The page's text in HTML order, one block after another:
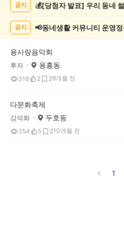
록
공지
공지 📢동네생활 커뮤니티 운영
용사랑음악회
후자 용흥동
318 2 29개월 전
다문화축제
강석화 두호동
354 5 210개월 전
1